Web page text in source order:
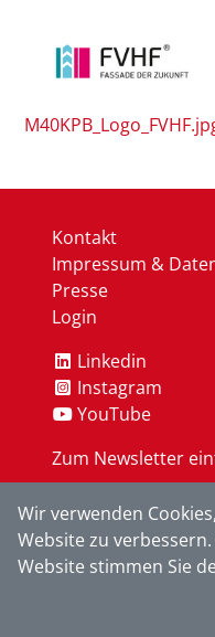
Kontakt
Impressum &
Presse
Login
Linkedin
Instagram
YouTube
Zum Newsletter
Wir verwenden
Website zu
Website stimmen Sie